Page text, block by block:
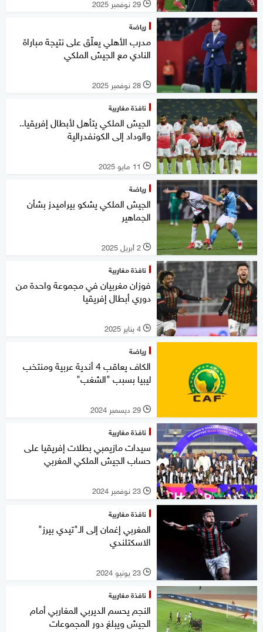
l 29 نوفمبر 2025
رياضة
مدرب الأهلي يعلّق على نتيجة مباراة
النادي مع الجيش الملكي
l 28 نوفمبر 2025
نافذة مغاربية
الجيش الملكي يتأهل لأبطال إفريقيا..
والوداد إلى الكونفدرالية
l 11 مايو 2025
رياضة
الجيش الملكي يشكو بيراميدز بشأن
الجماهير
l 2 أبريل 2025
نافذة مغاربية
فوزان مغربيان في مجموعة واحدة من
دوري أبطال إفريقيا
l 4 يناير 2025
رياضة
الكاف يعاقب 4 أندية عربية ومنتخب
ليبيا بسبب "الشغب"
l 29 ديسمبر 2024
نافذة مغاربية
سيدات مازيمبي بطلات إفريقيا على
حساب الجيش الملكي المغربي
l 23 نوفمبر 2024
نافذة مغاربية
المغربي إغمان إلى الـ"تيدي بيرز"
الاسكتلندي
l 23 يونيو 2024
نافذة مغاربية
النجم يحسم الديربي المغاربي أمام
الجيش ويبلغ دور المجموعات